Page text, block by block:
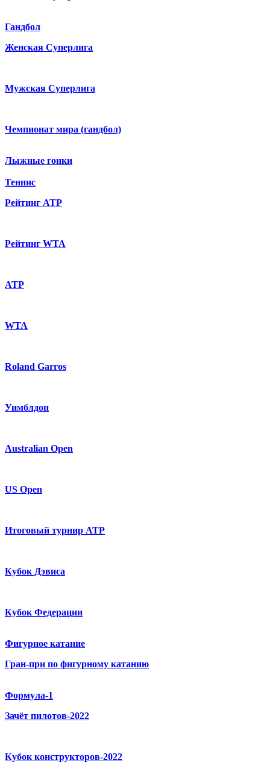
Гандбол
Женская Суперлига
Мужская Суперлига
Чемпионат мира (гандбол)
Лыжные гонки
Теннис
Рейтинг ATP
Рейтинг WTA
ATP
WTA
Roland Garros
Уимблдон
Australian Open
US Open
Итоговый турнир ATP
Кубок Дэвиса
Кубок Федерации
Фигурное катание
Гран-при по фигурному катанию
Формула-1
Зачёт пилотов-2022
Кубок конструкторов-2022